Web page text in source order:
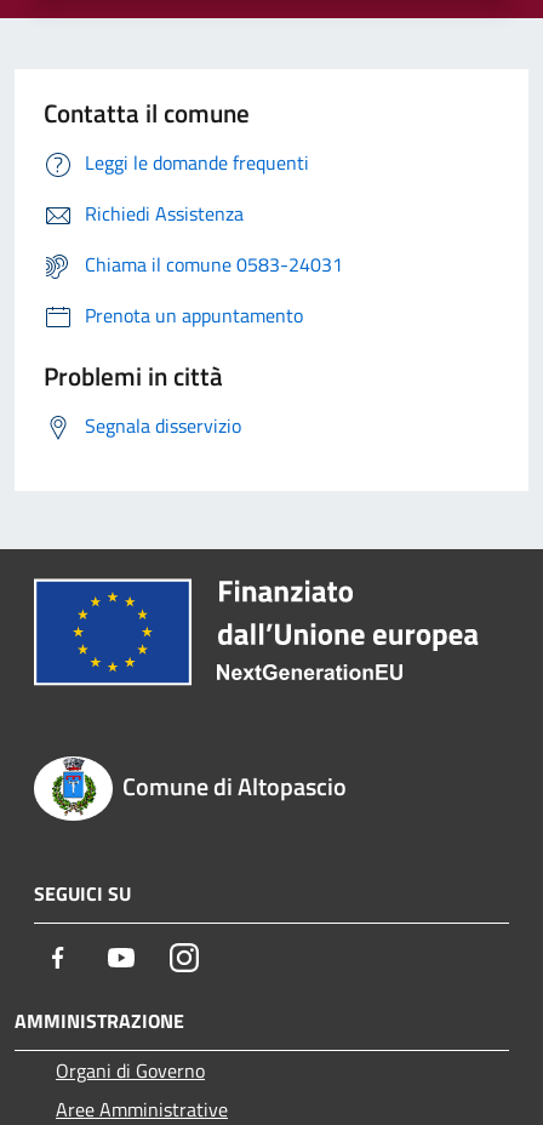
Contatta il comune
Leggi le domande frequenti
Richiedi Assistenza
Chiama il comune 0583-24031
Prenota un appuntamento
Problemi in città
Segnala disservizio
Comune di Altopascio
SEGUICI SU
Facebook YoutubeInstagram
AMMINISTRAZIONE
Organi di Governo
Aree Amministrative